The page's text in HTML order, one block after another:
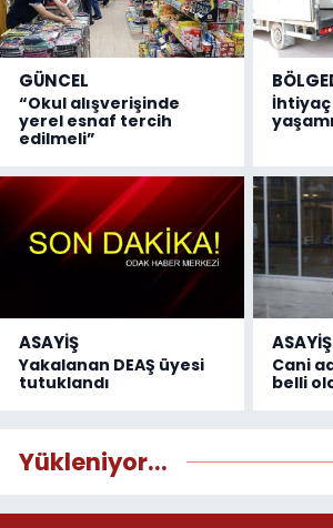
GÜNCEL
“Okul alışverişinde
yerel esnaf tercih
edilmeli”
ASAYİŞ
Yakalanan DEAŞ üyesi
tutuklandı
ASAYİŞ
Cani
belli
Yükleniyor...